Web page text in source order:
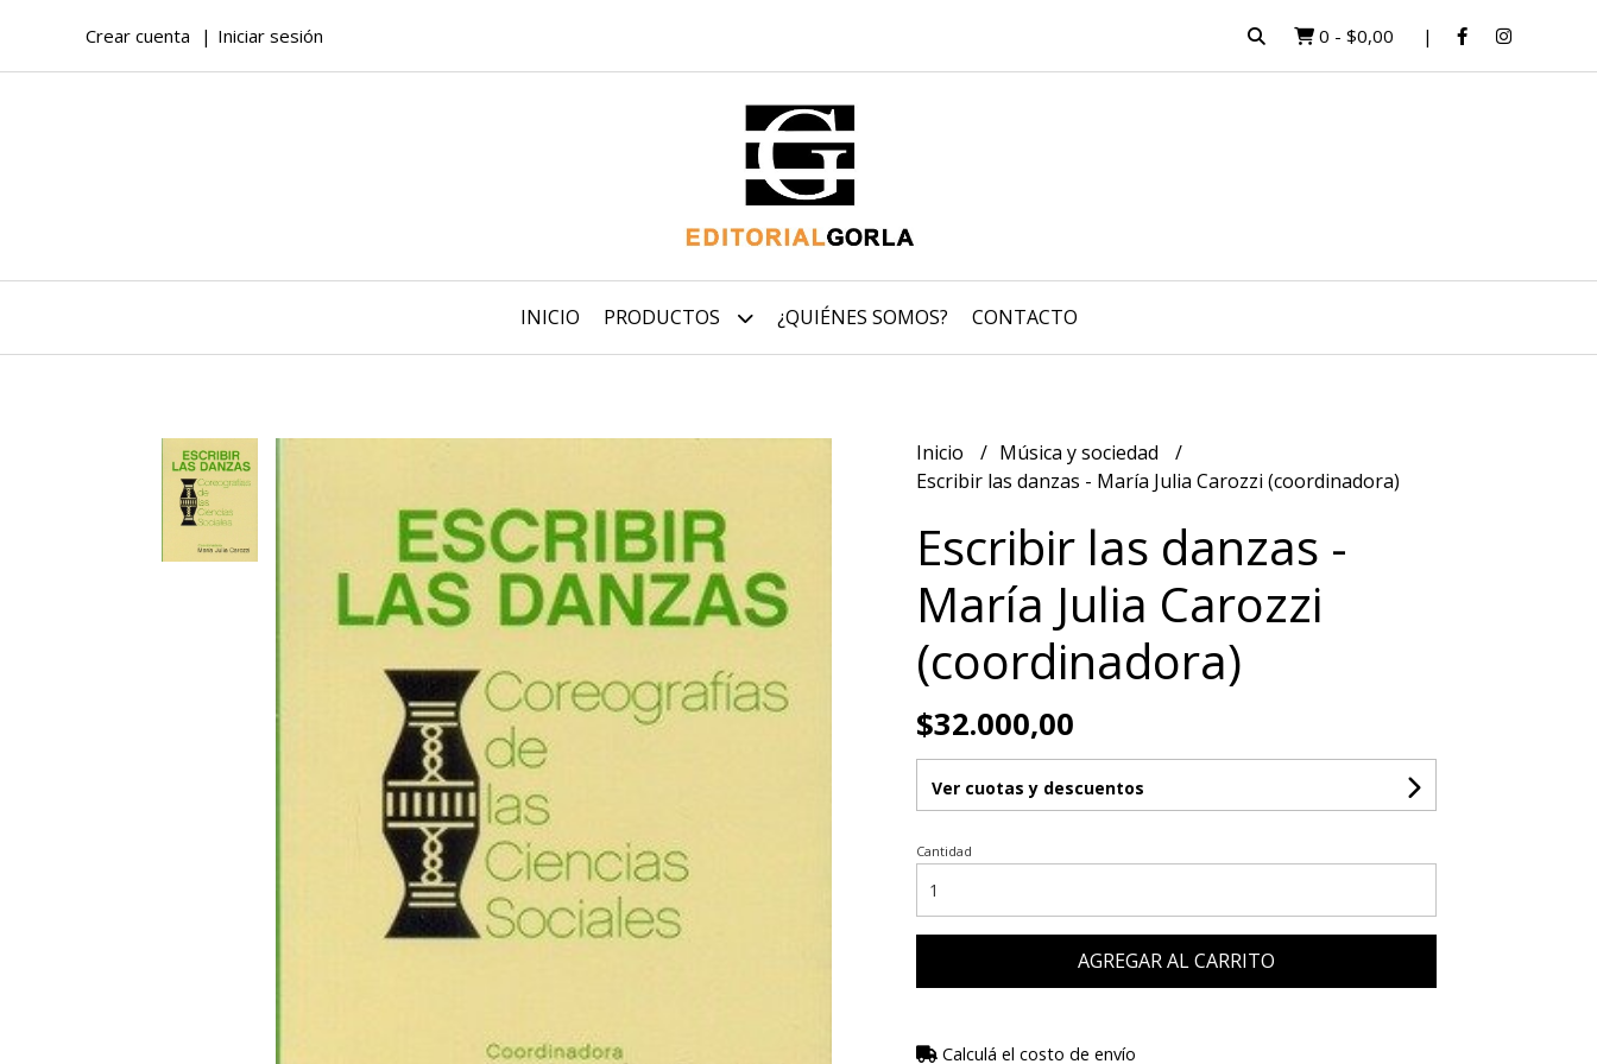
Crear cuenta Iniciar sesión 0 - $0,00
INICIO PRODUCTOS ¿QUIÉNES SOMOS? CONTACTO
Inicio
Música y sociedad
Escribir las danzas - María Julia Carozzi (coordinadora)
Escribir las danzas -
María Julia Carozzi
(coordinadora)
$32.000,00
Ver cuotas y descuentos
Cantidad
AGREGAR AL CARRITO
Calculá el costo de envío